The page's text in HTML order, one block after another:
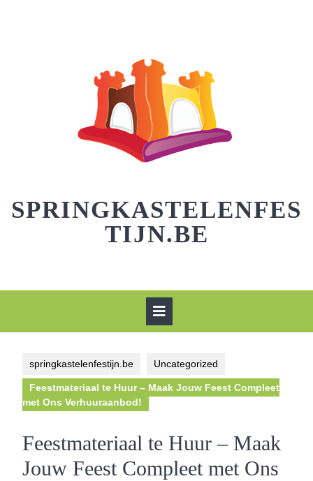
SPRINGKASTELENFES
TIJN.BE
springkastelenfestijn.be Uncategorized
Feestmateriaal te Huur – Maak Jouw Feest Compleet
met Ons Verhuuraanbod!
Feestmateriaal te Huur – Maak
Jouw Feest Compleet met Ons